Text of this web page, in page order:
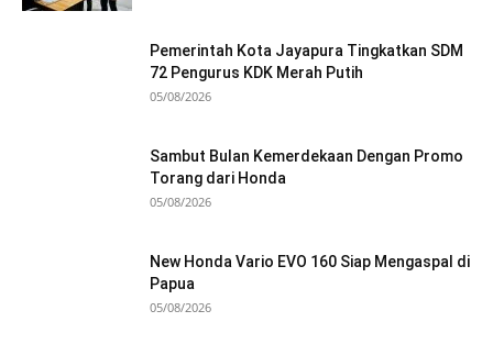
Pemerintah Kota Jayapura Tingkatkan SDM
72 Pengurus KDK Merah Putih
05/08/2026
Sambut Bulan Kemerdekaan Dengan Promo
Torang dari Honda
05/08/2026
New Honda Vario EVO 160 Siap Mengaspal di
Papua
05/08/2026